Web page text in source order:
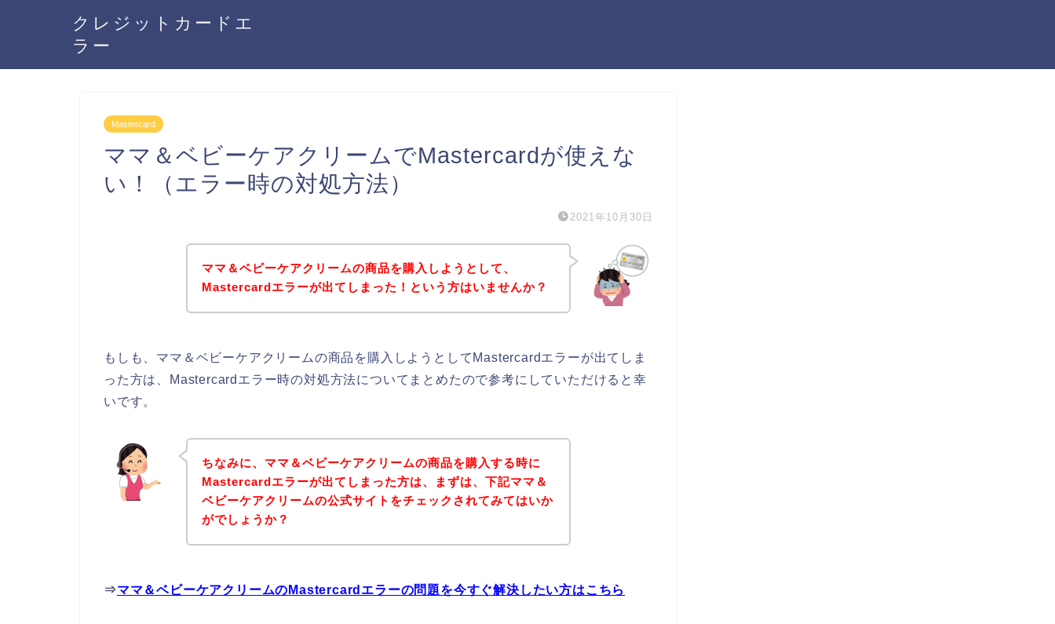
クレジットカードエ
ラー
Mastercard
ママ＆ベビーケアクリームでMastercardが使えな
い！（エラー時の対処方法）
2021年10月30日
ママ＆ベビーケアクリームの商品を購入しようとして、
Mastercardエラーが出てしまった！という方はいませんか？
もしも、ママ＆ベビーケアクリームの商品を購入しようとしてMastercardエラーが出てしま
った方は、Mastercardエラー時の対処方法についてまとめたので参考にしていただけると幸
いです。
ちなみに、ママ＆ベビーケアクリームの商品を購入する時に
Mastercardエラーが出てしまった方は、まずは、下記ママ＆
ベビーケアクリームの公式サイトをチェックされてみてはいか
がでしょうか？
⇒ママ＆ベビーケアクリームのMastercardエラーの問題を今すぐ解決したい方はこちら